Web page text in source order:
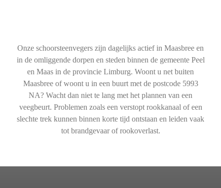
Onze schoorsteenvegers zijn dagelijks actief in Maasbree en
in de omliggende dorpen en steden binnen de gemeente Peel
en Maas in de provincie Limburg. Woont u net buiten
Maasbree of woont u in een buurt met de postcode 5993
NA? Wacht dan niet te lang met het plannen van een
veegbeurt. Problemen zoals een verstopt rookkanaal of een
slechte trek kunnen binnen korte tijd ontstaan en leiden vaak
tot brandgevaar of rookoverlast.